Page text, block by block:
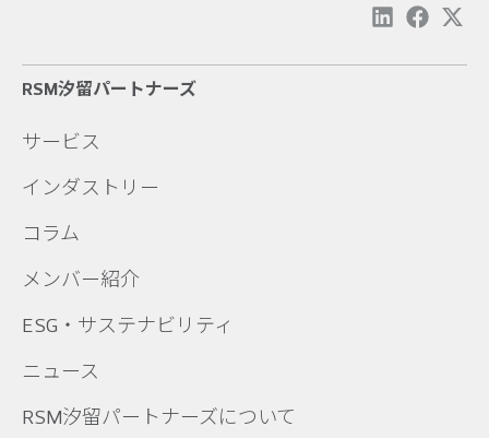
RSM汐留パートナーズ
サービス
インダストリー
コラム
メンバー紹介
ESG・サステナビリティ
ニュース
RSM汐留パートナーズについて